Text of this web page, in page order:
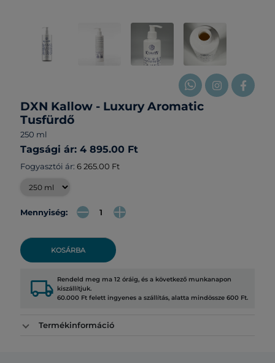
DXN Kallow - Luxury Aromatic
Tusfürdő
250 ml
Tagsági ár: 4 895.00 Ft
Fogyasztói ár: 6 265.00 Ft
Mennyiség:
KOSÁRBA
local_shipping Rendeld meg ma 12 óráig, és a következő munkanapon
kiszállítjuk.
60.000 Ft felett ingyenes a szállítás, alatta mindössze 600 Ft.
Termékinformáció